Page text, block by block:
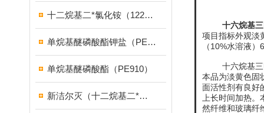
十二烷基二*氯化铵（1227）
单烷基醚磷酸酯钾盐（PE939）
单烷基醚磷酸酯（PE910）
新洁尔灭（十二烷基二*溴化铵）
十六烷基
项目指标外观淡
（10%水溶液）
十六烷基
本品为淡黄色固
面活性剂有良好
上长时间加热
然纤维和玻璃纤